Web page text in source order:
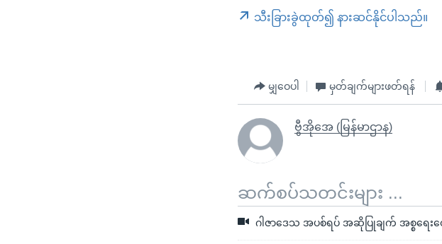
သီးခြားခွဲထုတ်၍ နားဆင်နိုင်ပါသည်။
မျှဝေပါ မှတ်ချက်များဖတ်ရန်
ဗွီအိုအေ (မြန်မာဌာန)
ဆက်စပ်သတင်းများ ...
ဂါဇာဒေသ အပစ်ရပ် အဆိုပြုချက် အစ္စရေး